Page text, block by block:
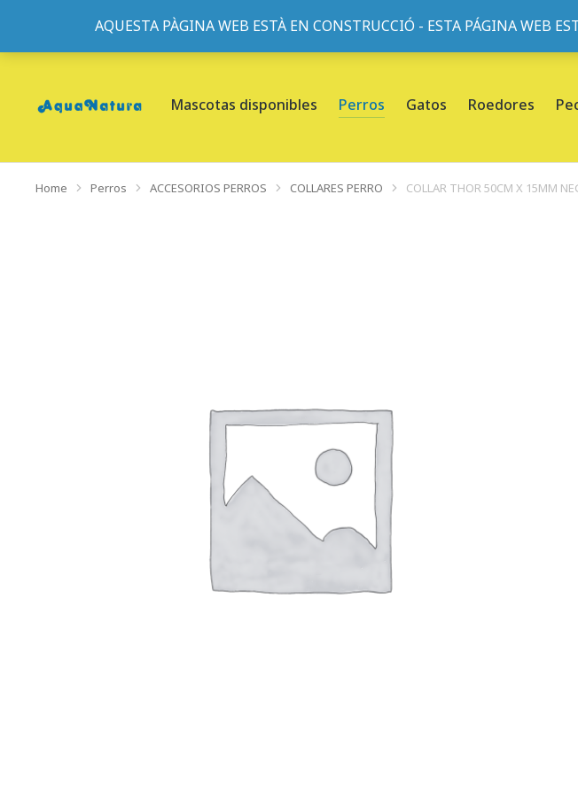
AQUESTA PÀGINA WEB ESTÀ EN CONSTRUCCIÓ - ESTA PÁGINA WEB
933095977-933152057-933103463- C/ de Roger de Flor, 45, L'Eixample, 08013
Mascotas disponibles Perros Gatos Roedores
You are here:
Home Perros ACCESORIOS PERROS COLLARES PERRO COLLAR THOR 50CM X 15MM